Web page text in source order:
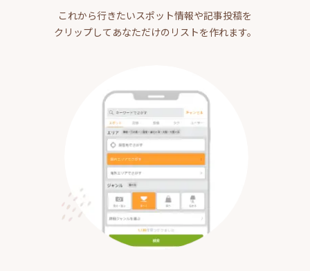
これから行きたいスポット情報や記事投稿を
クリップしてあなただけのリストを作れます。